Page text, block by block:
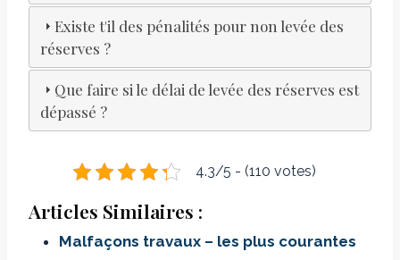
Existe t'il des pénalités pour non levée des
réserves ?
Que faire si le délai de levée des réserves est
dépassé ?
4.3/5 - (110 votes)
Articles Similaires :
Malfaçons travaux – les plus courantes